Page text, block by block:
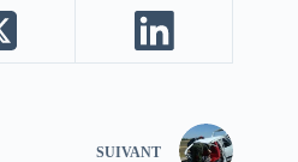
SUIVANT